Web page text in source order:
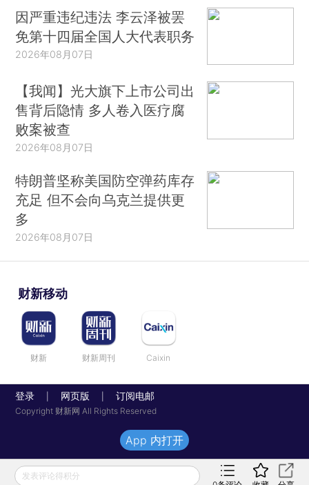
因严重违纪违法 李云泽被罢
免第十四届全国人大代表职务
2026年08月07日
【我闻】光大旗下上市公司出
售背后隐情 多人卷入医疗腐
败案被查
2026年08月07日
特朗普坚称美国防空弹药库存
充足 但不会向乌克兰提供更
多
2026年08月07日
财新移动
财新 财新周刊 Caixin
登录 网页版 订阅电邮
Copyright 财新网 All Rights Reserved
发表评论得积分
App 内打开